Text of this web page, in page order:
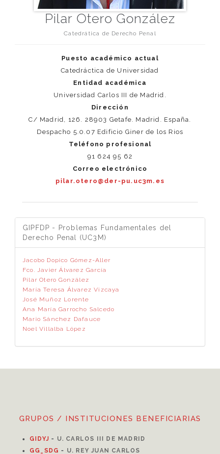
Pilar Otero González
Catedrática de Derecho Penal
Puesto académico actual
Catedráctica de Universidad
Entidad académica
Universidad Carlos III de Madrid.
Dirección
C/ Madrid, 126. 28903 Getafe. Madrid. España.
Despacho 5.0.07 Edificio Giner de los Rios
Teléfono profesional
91 624 95 62
Correo electrónico
pilar.otero@der-pu.uc3m.es
GIPFDP - Problemas Fundamentales del
Derecho Penal (UC3M)
Jacobo Dopico Gómez-Aller
Fco. Javier Álvarez García
Pilar Otero González
María Teresa Álvarez Vizcaya
José Muñoz Lorente
Ana María Garrocho Salcedo
Mario Sánchez Dafauce
Noel Villalba López
GRUPOS / INSTITUCIONES BENEFICIARIAS
GIDYJ - U. CARLOS III DE MADRID
GG_SDG - U. REY JUAN CARLOS